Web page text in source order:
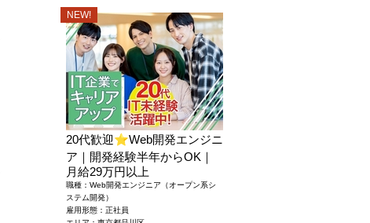
20代歓迎⭐Web開発エンジニ
ア｜開発経験半年からOK｜
月給29万円以上
職種：Web開発エンジニア（オープン系シ
ステム開発）
雇用形態：正社員
NEW!